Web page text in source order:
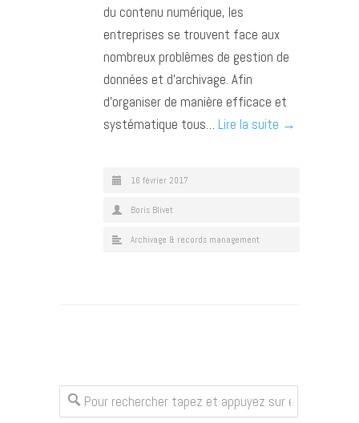
du contenu numérique, les
entreprises se trouvent face aux
nombreux problèmes de gestion de
données et d’archivage. Afin
d’organiser de manière efficace et
systématique tous… Lire la suite →
16 février 2017
Boris Blivet
Archivage & records management